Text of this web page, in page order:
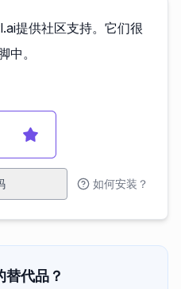
提供社区支持。它们很
中。
如何安装？
代品？